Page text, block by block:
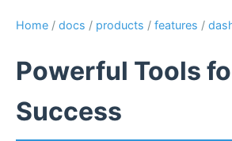
Home / docs / products / features /
Powerful Tools
Success